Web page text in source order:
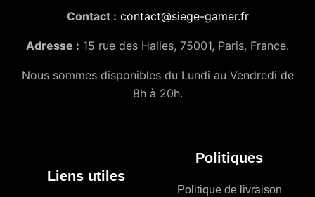
Contact : contact@siege-gamer.fr
Adresse : 15 rue des Halles, 75001, Paris, France.
Nous sommes disponibles du Lundi au Vendredi de
8h à 20h.
Liens utiles
Politiques
Politique de livraison